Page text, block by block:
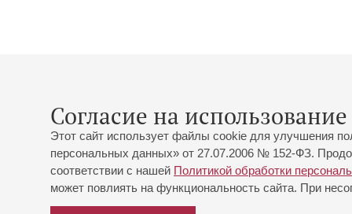
Согласие на
Этот сайт использует файлы cookie для улучшения
персональных данных» от 27.07.2006 № 152-ФЗ.
соответствии с нашей Политикой обработки
может повлиять на функциональность сайта. При